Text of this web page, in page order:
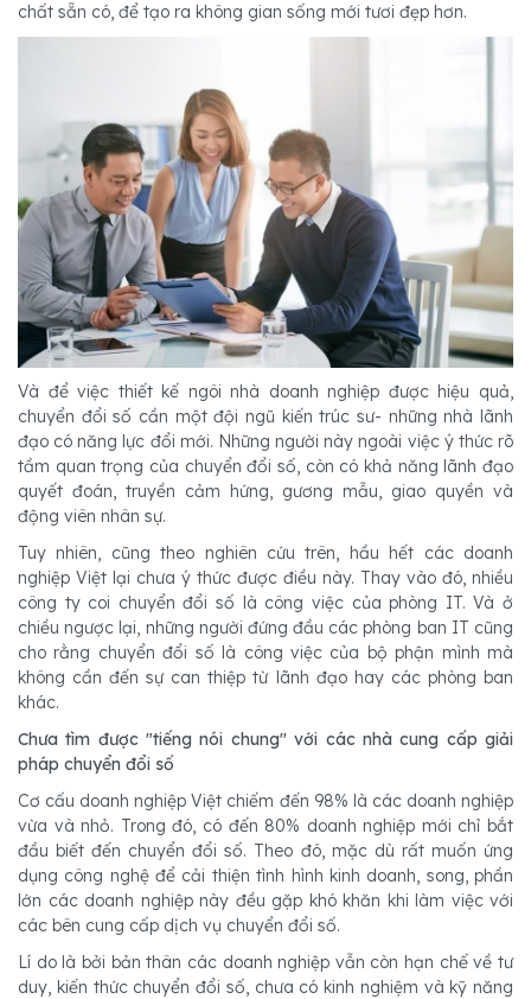
chất sẵn có, để tạo ra không gian sống mới tươi đẹp hơn.
Và để việc thiết kế ngôi nhà doanh nghiệp được hiệu quả,
chuyển đổi số cần một đội ngũ kiến trúc sư- những nhà lãnh
đạo có năng lực đổi mới. Những người này ngoài việc ý thức rõ
tầm quan trọng của chuyển đổi số, còn có khả năng lãnh đạo
quyết đoán, truyền cảm hứng, gương mẫu, giao quyền và
động viên nhân sự.
Tuy nhiên, cũng theo nghiên cứu trên, hầu hết các doanh
nghiệp Việt lại chưa ý thức được điều này. Thay vào đó, nhiều
công ty coi chuyển đổi số là công việc của phòng IT. Và ở
chiều ngược lại, những người đứng đầu các phòng ban IT cũng
cho rằng chuyển đổi số là công việc của bộ phận mình mà
không cần đến sự can thiệp từ lãnh đạo hay các phòng ban
khác.
Chưa tìm được "tiếng nói chung" với các nhà cung cấp giải
pháp chuyển đổi số
Cơ cấu doanh nghiệp Việt chiếm đến 98% là các doanh nghiệp
vừa và nhỏ. Trong đó, có đến 80% doanh nghiệp mới chỉ bắt
đầu biết đến chuyển đổi số. Theo đó, mặc dù rất muốn ứng
dụng công nghệ để cải thiện tình hình kinh doanh, song, phần
lớn các doanh nghiệp này đều gặp khó khăn khi làm việc với
các bên cung cấp dịch vụ chuyển đổi số.
Lí do là bởi bản thân các doanh nghiệp vẫn còn hạn chế về tư
duy, kiến thức chuyển đổi số, chưa có kinh nghiệm và kỹ năng